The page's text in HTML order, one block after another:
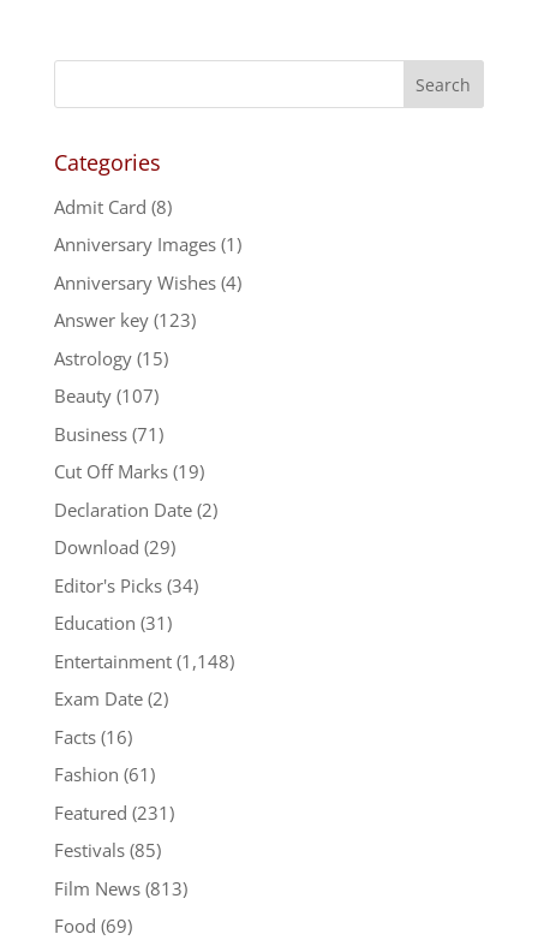
Categories
Admit Card (8)
Anniversary Images(1)
Anniversary Wishes(4)
Answer key(123)
Astrology(15)
Beauty(107)
Business(71)
Cut Off Marks(19)
Declaration Date(2)
Download (29)
Editor's Picks(34)
Education (31)
Entertainment(1,148)
Exam Date(2)
Facts(16)
Fashion (61)
Featured (231)
Festivals(85)
Film News(813)
Food (69)